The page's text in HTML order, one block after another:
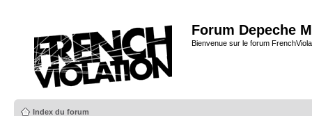
Forum Depeche
Bienvenue sur le forum
Index du forum